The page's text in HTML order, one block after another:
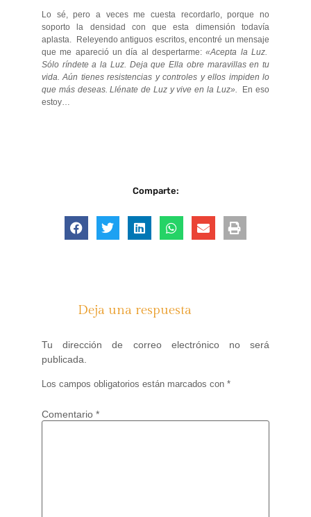
Lo sé, pero a veces me cuesta recordarlo, porque no
soporto la densidad con que esta dimensión todavía
aplasta. Releyendo antiguos escritos, encontré un mensaje
que me apareció un día al despertarme:«Acepta la Luz.
Sólo ríndete a la Luz. Deja que Ella obre maravillas en tu
vida. Aún tienes resistencias y controles y ellos impiden lo
que más deseas. Llénate de Luz y vive en la Luz». En eso
estoy…
Comparte:
Deja una respuesta
Tu dirección de correo electrónico no será
publicada.
Los campos obligatorios están marcados con *
Comentario *